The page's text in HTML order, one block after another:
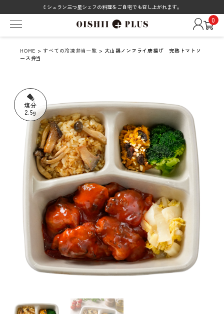
ミシュラン三つ星シェフの料理をご自宅でも召し上がれます。
0
HOME >すべての冷凍弁当一覧 > 大山鶏ノンフライ唐揚げ 完熟トマトソ
ース弁当
塩分
2.5g